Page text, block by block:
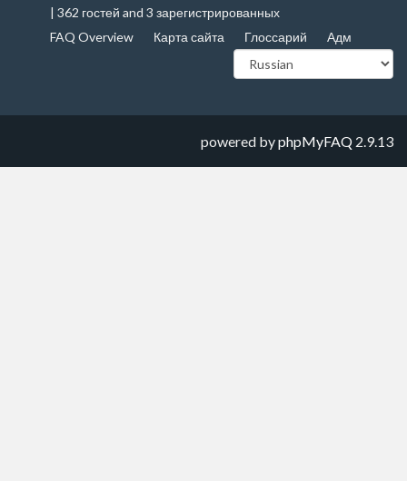
| 362 гостей and 3 зарегистрированных
FAQ Overview
Карта сайта Глоссарий Адм
powered byphpMyFAQ 2.9.13